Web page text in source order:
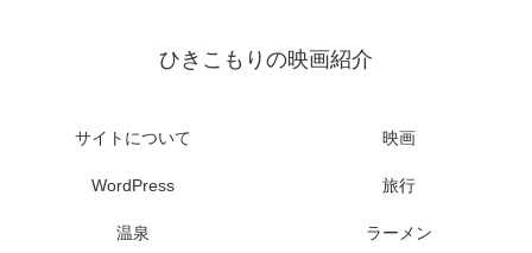
ひきこもりの映画紹介
サイトについて 映画
WordPress 旅行
温泉 ラーメン